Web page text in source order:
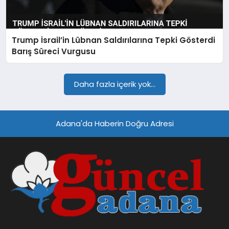
TEKNOLOJI
Trump İsrail’in Lübnan Saldırılarına Tepki Gösterdi
Barış Süreci Vurgusu
Daha fazla içerik yok...
Adana'da Haberin Doğru Adresi